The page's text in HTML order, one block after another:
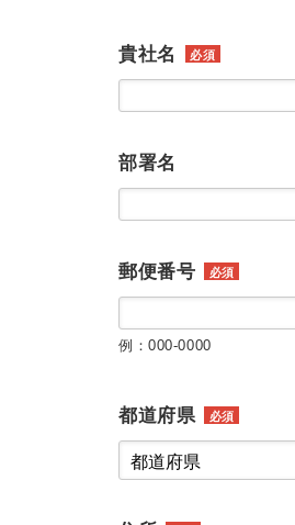
貴社名 必須
部署名
郵便番号 必須
例：000-0000
都道府県 必須